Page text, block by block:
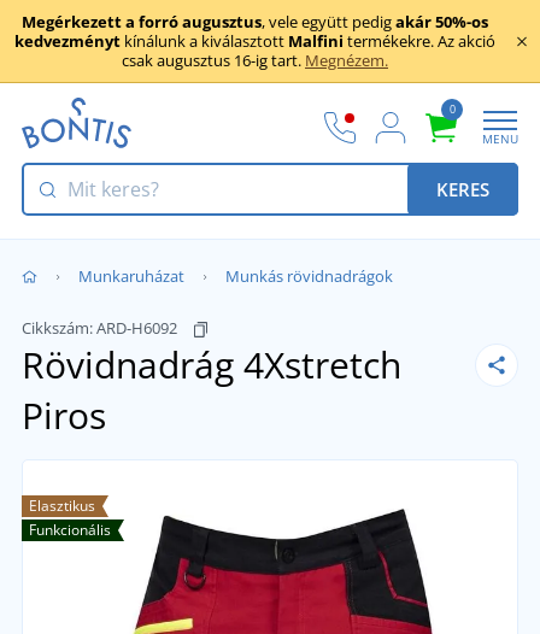
Megérkezett a forró augusztus, vele együtt pedigakár 50%-os
kedvezményt kínálunk a kiválasztott Malfini termékekre. Az akció
csak augusztus 16-ig tart. Megnézem.
0
MENU
KERES
Munkaruházat Munkás rövidnadrágok
Cikkszám:ARD-H6092
Rövidnadrág 4Xstretch
Piros
Elasztikus
Funkcionális